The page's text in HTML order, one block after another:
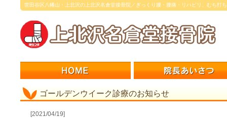
世田谷区八幡山・上北沢の上北沢名倉堂接骨院／ぎっくり腰・腰痛・リハビリ、むち打
ゴールデンウイーク診療のお知らせ
[2021/04/19]